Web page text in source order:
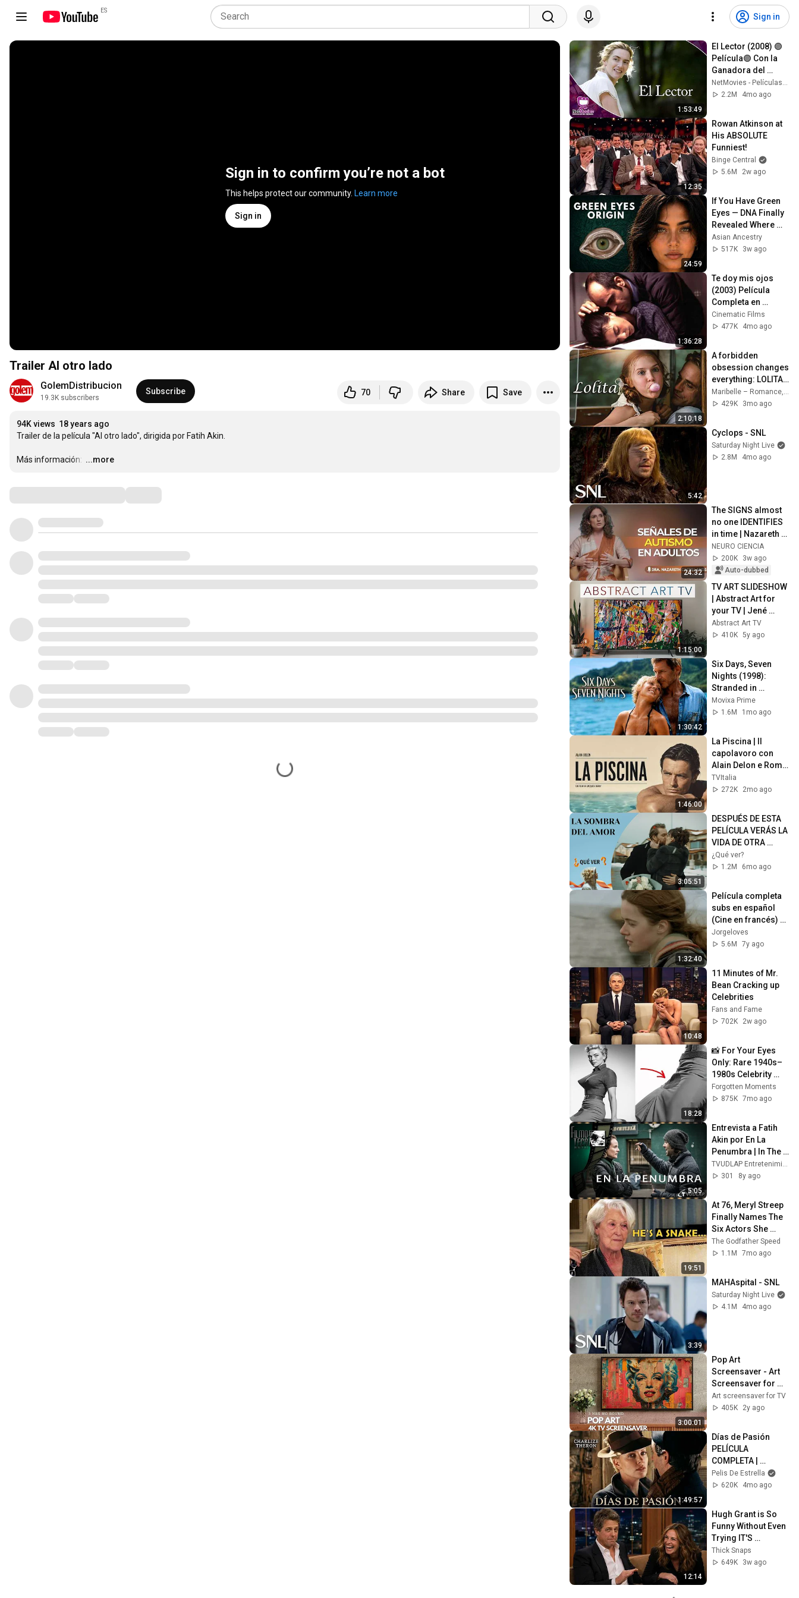
ES
Sign in
Sign in to confirm you’re not a bot
This helps protect our community. Learn more
Sign in
Trailer Al otro lado
GolemDistribucion
19.3K subscribers
Subscribe 70 Share Save
94K views 18 years ago
Trailer de la película "Al otro lado", dirigida por Fatih Akin.
Más información: …
...more
1:53:49
El Lector (2008) 🟣
Película🟣 Con la
Ganadora del
Oscar KATE
WINSLET 🟣
Español
NetMovies - Películas En Español
2.2M
4mo ago
12:35
Rowan Atkinson at
His ABSOLUTE
Funniest!
Binge Central
5.6M
2w ago
24:59
If You Have Green
Eyes — DNA Finally
Revealed Where
They Really Come
From
Asian Ancestry
517K
3w ago
1:36:28
Te doy mis ojos
(2003) Película
Completa en
Español | Ganadora
de 7 Goyas
Cinematic Films
477K
4mo ago
2:10:18
A forbidden
obsession changes
everything: LOLITA |
Psychological
Drama | Full Movie
429K
3mo ago
5:42
Cyclops - SNL
Saturday Night Live
2.8M
4mo ago
24:32
The SIGNS almost
no one IDENTIFIES
in time | Nazareth
Castellanos
NEURO CIENCIA
200K
3w ago
Auto-dubbed
1:15:00
TV ART SLIDESHOW
| Abstract Art for
your TV | Jené
Stephaniuk | 1hour
of 4K HD Paintings
Abstract Art TV
410K 5y ago
1:30:42
Six Days, Seven
Nights (1998):
Stranded in
Paradise With a
Grumpy Pilot!
Movixa Prime
1.6M
1mo ago
1:46:00
La Piscina | Il
capolavoro con
Alain Delon e Romy
Schneider
completo (4K)
TVItalia
272K
2mo ago
3:05:51
DESPUÉS DE ESTA
PELÍCULA VERÁS LA
VIDA DE OTRA
MANERA... "LA
SOMBRA DEL
SERIES
¿Qué ver?
1.2M
6mo ago
1:32:40
Película completa
subs en español
(Cine en francés)
De mis favoritas
Jorgeloves
5.6M
7y ago
10:48
11 Minutes of Mr.
Bean Cracking up
Celebrities
Fans and Fame
702K
2w ago
18:28
📸 For Your Eyes
Only: Rare 1940s–
1980s Celebrity
Photos Hidden for
Decades |
Forgotten Moments
875K 7mo ago
5:05
Entrevista a Fatih
Akin por En La
Penumbra | In The
Fade  | Filmoteca
Digital
TVUDLAP Entretenimiento
301
8y ago
19:51
At 76, Meryl Streep
Finally Names The
Six Actors She
Hated The Most
The Godfather Speed
1.1M
7mo ago
3:39
MAHAspital - SNL
Saturday Night Live
4.1M
4mo ago
3:00:01
Pop Art
Screensaver - Art
Screensaver for
your TV
Art screensaver for TV
405K
2y ago
1:49:57
Días de Pasión
PELÍCULA
COMPLETA |
Películas
Románticas |
Pelis De Estrella
620K
4mo ago
12:14
Hugh Grant is So
Funny Without Even
Trying IT'S
RIDICULOUS!
Thick Snaps
649K
3w ago